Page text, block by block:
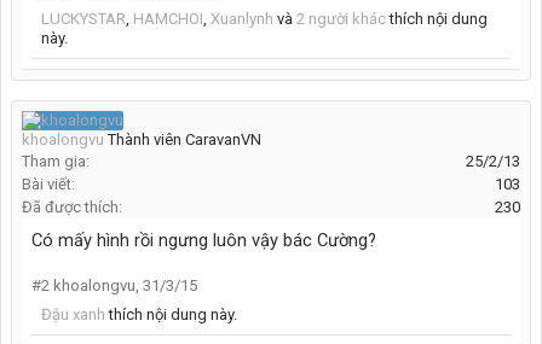
LUCKYSTAR, HAMCHOI, Xuanlynh và 2 người khácthích nội dung
này.
khoalongvu Thành viên CaravanVN
Tham gia:
25/2/13
Bài viết:
103
Đã được thích:
230
Có mấy hình rồi ngưng luôn vậy bác Cường?
#2 khoalongvu, 31/3/15
Đậu xanh thích nội dung này.